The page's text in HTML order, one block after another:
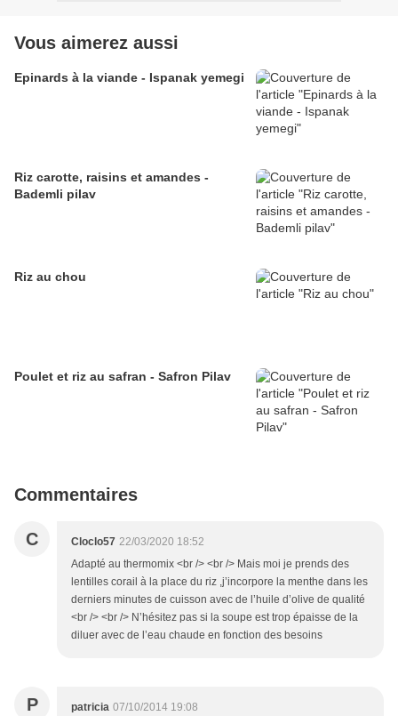
Vous aimerez aussi
Epinards à la viande - Ispanak yemegi
Riz carotte, raisins et amandes -
Bademli pilav
Riz au chou
Poulet et riz au safran - Safron Pilav
Commentaires
C Cloclo57 22/03/2020 18:52
Adapté au thermomix <br /> <br /> Mais moi je prends des
lentilles corail à la place du riz ,j’incorpore la menthe dans les
derniers minutes de cuisson avec de l’huile d’olive de qualité
<br /> <br /> N’hésitez pas si la soupe est trop épaisse de la
diluer avec de l’eau chaude en fonction des besoins
P patricia 07/10/2014 19:08